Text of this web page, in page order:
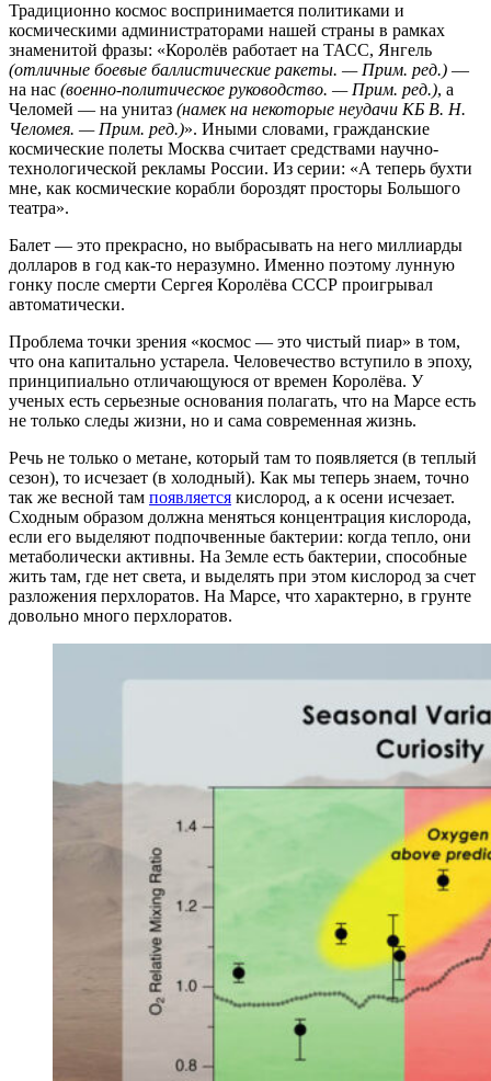
Традиционно космос воспринимается политиками и
космическими администраторами нашей страны в рамках
знаменитой фразы: «Королёв работает на ТАСС, Янгель
(отличные боевые баллистические ракеты. — Прим. ред.) —
на нас (военно-политическое руководство. — Прим. ред.), а
Челомей — на унитаз (намек на некоторые неудачи КБ В. Н.
Челомея. — Прим. ред.)». Иными словами, гражданские
космические полеты Москва считает средствами научно-
технологической рекламы России. Из серии: «А теперь бухти
мне, как космические корабли бороздят просторы Большого
театра».
Балет — это прекрасно, но выбрасывать на него миллиарды
долларов в год как-то неразумно. Именно поэтому лунную
гонку после смерти Сергея Королёва СССР проигрывал
автоматически.
Проблема точки зрения «космос — это чистый пиар» в том,
что она капитально устарела. Человечество вступило в эпоху,
принципиально отличающуюся от времен Королёва. У
ученых есть серьезные основания полагать, что на Марсе есть
не только следы жизни, но и сама современная жизнь.
Речь не только о метане, который там то появляется (в теплый
сезон), то исчезает (в холодный). Как мы теперь знаем, точно
так же весной там появляется кислород, а к осени исчезает.
Сходным образом должна меняться концентрация кислорода,
если его выделяют подпочвенные бактерии: когда тепло, они
метаболически активны. На Земле есть бактерии, способные
жить там, где нет света, и выделять при этом кислород за счет
разложения перхлоратов. На Марсе, что характерно, в грунте
довольно много перхлоратов.